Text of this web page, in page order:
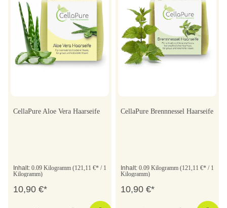
CellaPure Aloe Vera Haarseife
Inhalt: 0.09 Kilogramm (121,11 €* / 1
Kilogramm)
10,90 €*
CellaPure Brennnessel Haarseife
Inhalt: 0.09 Kilogramm (121,11 €* / 1
Kilogramm)
10,90 €*